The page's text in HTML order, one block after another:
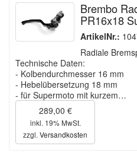
Brembo
PR16x18
ArtikelNr.:
Radiale
Technische Daten:
- Kolbendurchmesser 16 mm
- Hebelübersetzung 18 mm
- für Supermoto mit kurzem…
289,00 €
inkl. 19% MwSt.
zzgl. Versandkosten